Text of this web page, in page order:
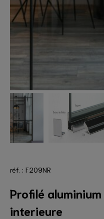
réf. : F209NR
Profilé
interieure